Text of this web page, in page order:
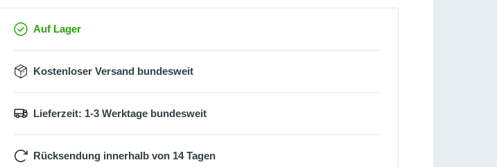
Auf Lager
Kostenloser Versand bundesweit
Lieferzeit: 1-3 Werktage bundesweit
Rücksendung innerhalb von 14 Tagen